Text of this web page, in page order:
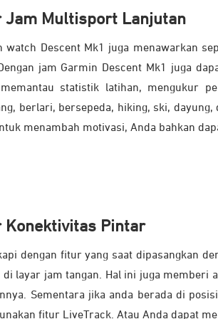
Jam Multisport Lanjutan
watch Descent Mk1 juga menawarkan
jam Garmin Descent Mk1 juga
statistik latihan, mengukur
berlari, bersepeda, hiking, ski,
menambah motivasi, Anda bahkan
Konektivitas Pintar
dengan fitur yang saat dipasangkan
di layar jam tangan. Hal ini juga memberi
Sementara jika anda berada di
fitur LiveTrack. Atau Anda dapat